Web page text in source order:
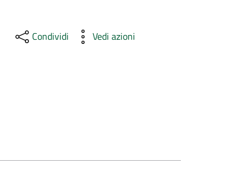
Condividi Vedi azioni